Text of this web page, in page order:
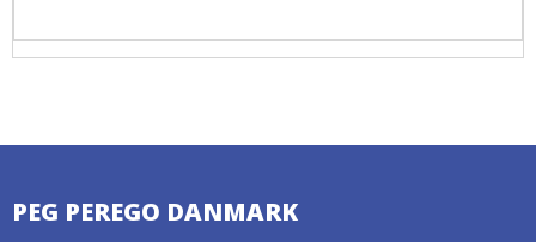
PEG PEREGO DANMARK